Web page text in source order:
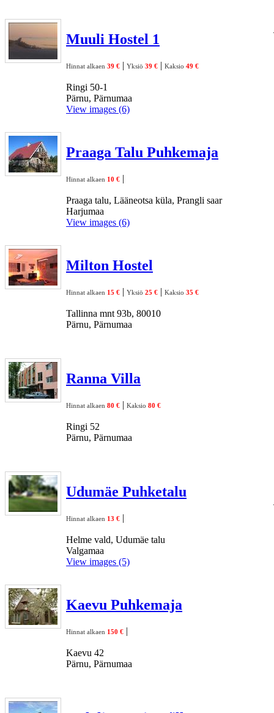
Muuli Hostel 1
Hinnat alkaen 39 € | Yksiö 39 € | Kaksio 49 €
Ringi 50-1
Pärnu, Pärnumaa
View images (6)
Praaga Talu Puhkemaja
Hinnat alkaen 10 € |
Praaga talu, Lääneotsa küla, Prangli saar
Harjumaa
View images (6)
Milton Hostel
Hinnat alkaen 15 € | Yksiö 25 € | Kaksio 35 €
Tallinna mnt 93b, 80010
Pärnu, Pärnumaa
Ranna Villa
Hinnat alkaen 80 € | Kaksio 80 €
Ringi 52
Pärnu, Pärnumaa
Udumäe Puhketalu
Hinnat alkaen 13 € |
Helme vald, Udumäe talu
Valgamaa
View images (5)
Kaevu Puhkemaja
Hinnat alkaen 150 € |
Kaevu 42
Pärnu, Pärnumaa